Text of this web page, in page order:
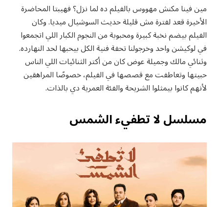
مين فينا مكنش مهووس بالفيلم ده لما نزل؟ فهيبتا المحاضرة
الأخيرة قعد لفترة مش قليلة حديث السوشيال ميديا. وكان
الفيلم بيضم نخبة كبيرة ومحبوبة من النجوم الكبار اللي اتجمعوا
في لوكيشن واحد وخرجولنا تحفة فنية الكل بيحبها لحد النهارده.
وثنائي مالك وجميلة عوض كان من أكتر الثنائيات اللي الناس
حبيتها وتعاطفت مع قصصها في الفيلم، خصوصًا المراهقين
لأنهم كانوا بيمثلوا الشريحة والفئة العمرية دي بالذات.
مسلسل لا تطفيء الشمس